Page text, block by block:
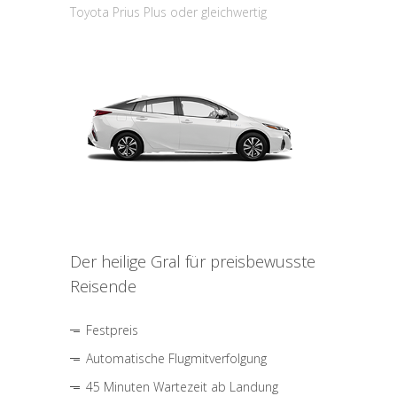
Toyota Prius Plus oder gleichwertig
Der heilige Gral für preisbewusste
Reisende
Festpreis
Automatische Flugmitverfolgung
45 Minuten Wartezeit ab Landung